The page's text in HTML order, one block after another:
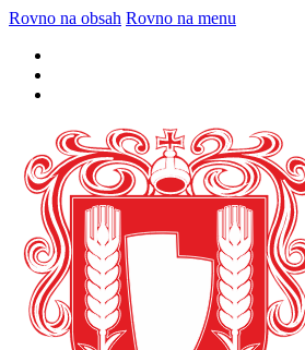
Rovno na obsah Rovno na menu